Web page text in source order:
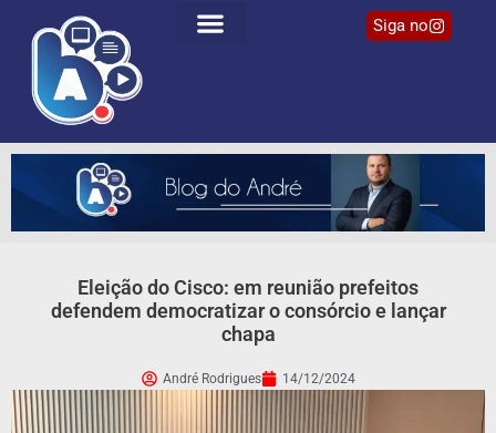
Siga no
Eleição do Cisco: em reunião prefeitos
defendem democratizar o consórcio e lançar
chapa
André Rodrigues 14/12/2024